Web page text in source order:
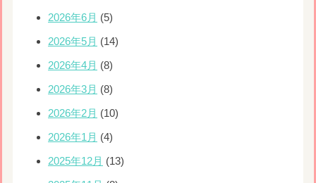
2026年6月 (5)
2026年5月 (14)
2026年4月 (8)
2026年3月 (8)
2026年2月 (10)
2026年1月 (4)
2025年12月 (13)